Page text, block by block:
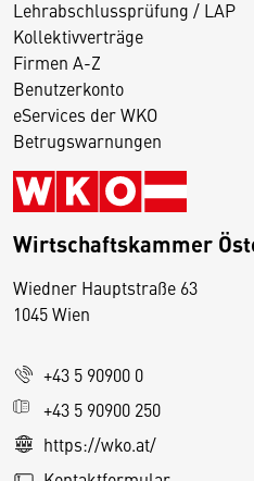
Lehrabschlussprüfung / LAP
Kollektivverträge
Firmen A-Z
Benutzerkonto
eServices der WKO
Betrugswarnungen
Wirtschaftskammer
Wiedner Hauptstraße 63
1045 Wien
+43 5 90900 0
+43 5 90900 250
https://wko.at/
D
s
e
S
e